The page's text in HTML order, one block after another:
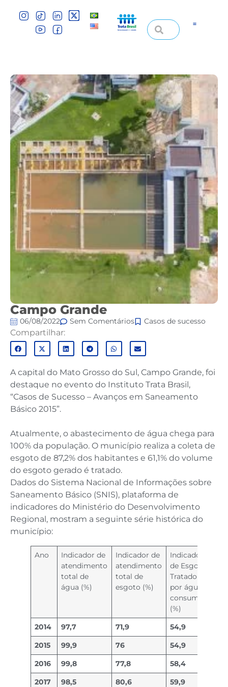
Campo Grande
06/08/2022 Sem Comentários Casos de sucesso
Compartilhar:
A capital do Mato Grosso do Sul, Campo Grande, foi
destaque no evento do Instituto Trata Brasil,
“Casos de Sucesso – Avanços em Saneamento
Básico 2015”.
Atualmente, o abastecimento de água chega para
100% da população. O município realiza a coleta de
esgoto de 87,2% dos habitantes e 61,1% do volume
do esgoto gerado é tratado.
Dados do Sistema Nacional de Informações sobre
Saneamento Básico (SNIS), plataforma de
indicadores do Ministério do Desenvolvimento
Regional, mostram a seguinte série histórica do
município:
Ano
Indicador de
atendimento
total de
água (%)
Indicador de
atendimento
total de
esgoto (%)
Indicador
de Esgoto
Tratado
por água
consumida
(%)
2014
97,7 71,9
54,9
2015
99,9 76
54,9
2016
99,8 77,8
58,4
2017
98,5 80,6
59,9